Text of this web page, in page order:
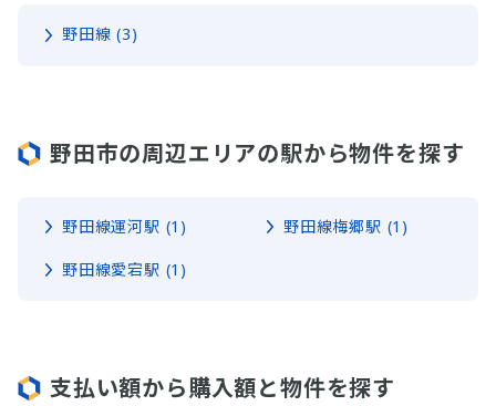
野田線 (3)
野田市の周辺エリアの駅から物件を探す
野田線運河駅 (1) 野田線梅郷駅 (1)
野田線愛宕駅 (1)
支払い額から購入額と物件を探す